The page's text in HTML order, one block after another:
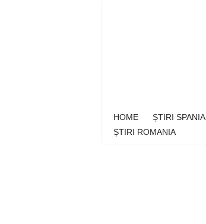
HOME ȘTIRI SPANIA
ȘTIRI ROMANIA